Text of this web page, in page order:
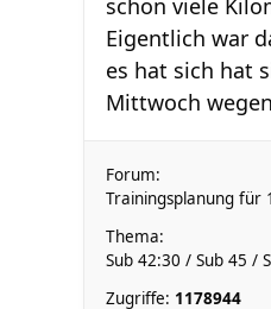
schon viele
Eigentlich war
es hat sich hat
Mittwoch
Forum:
Trainingsplanung für
Thema:
Sub 42:30 / Sub 45 /
Zugriffe: 1178944